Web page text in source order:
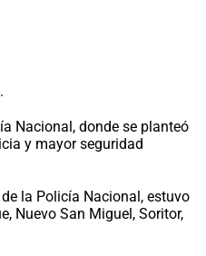
.
Nacional, donde se planteó
y mayor seguridad
la Policía Nacional, estuvo
Nuevo San Miguel, Soritor,